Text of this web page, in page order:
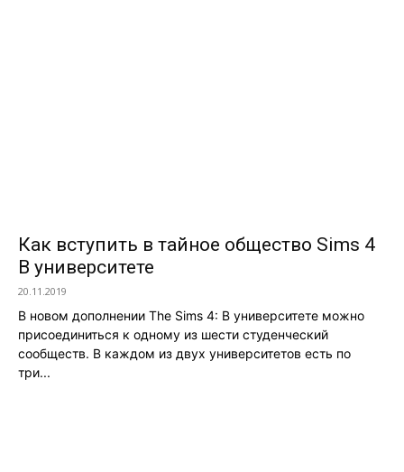
Как вступить в тайное общество Sims 4
В университете
20.11.2019
В новом дополнении The Sims 4: В университете можно
присоединиться к одному из шести студенческий
сообществ. В каждом из двух университетов есть по
три...